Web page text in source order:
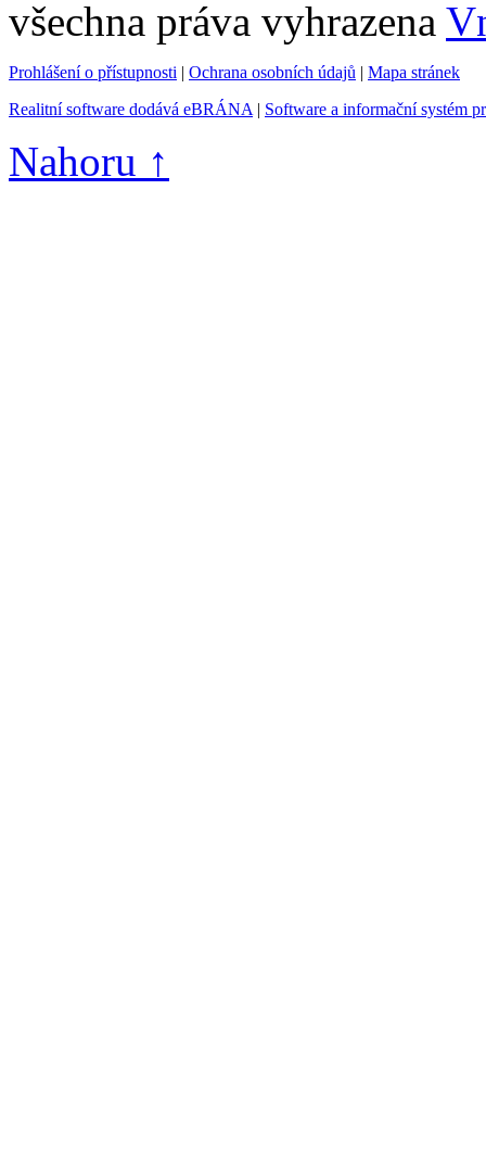
všechna práva vyhrazena
Prohlášení o přístupnosti | Ochrana osobních údajů | Mapa stránek
Realitní software dodává eBRÁNA | Software a informační systém
Nahoru ↑